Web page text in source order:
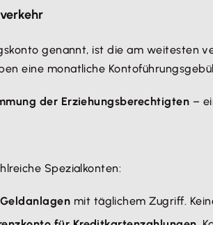
genannt, ist die am weitesten
eine monatliche
der Erziehungsberechtigten –
Spezialkonten:
mit täglichem Zugriff.